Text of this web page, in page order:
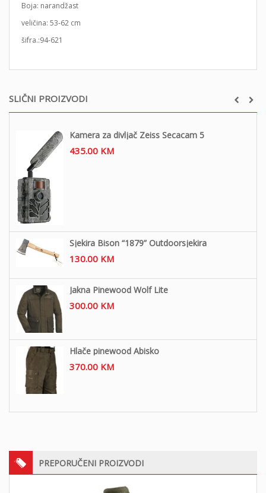
SLIČNI PROIZVODI
Kamera za divljač Zeiss Secacam 5
435.00 KM
Sjekira Bison “1879” Outdoorsjekira
130.00 KM
Jakna Pinewood Wolf Lite
300.00 KM
Hlače pinewood Abisko
370.00 KM
PREPORUČENI PROIZVODI
Boja: narandžast
veličina: 53-62 cm
šifra.:94-621